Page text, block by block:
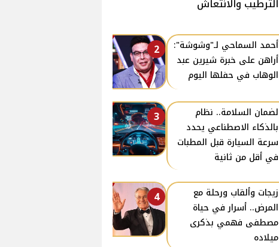
الترطيب والانتعاش
2
أحمد السماحي لـ"وشوشة":
أراهن على خبرة شيرين عبد
الوهاب في حفلها اليوم
3
لضمان السلامة.. نظام
بالذكاء الاصطناعي يحدد
سرعة السيارة قبل المطبات
في أقل من ثانية
4
زيجات وألقاب ورحلة مع
المرض.. أسرار في حياة
مصطفى فهمي بذكرى
ميلاده